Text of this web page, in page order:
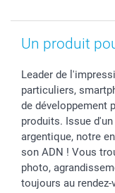
Un produit
Leader de
particuliers,
de développement
produits. Issue
argentique, notre
son ADN ! Vous
photo,
toujours au